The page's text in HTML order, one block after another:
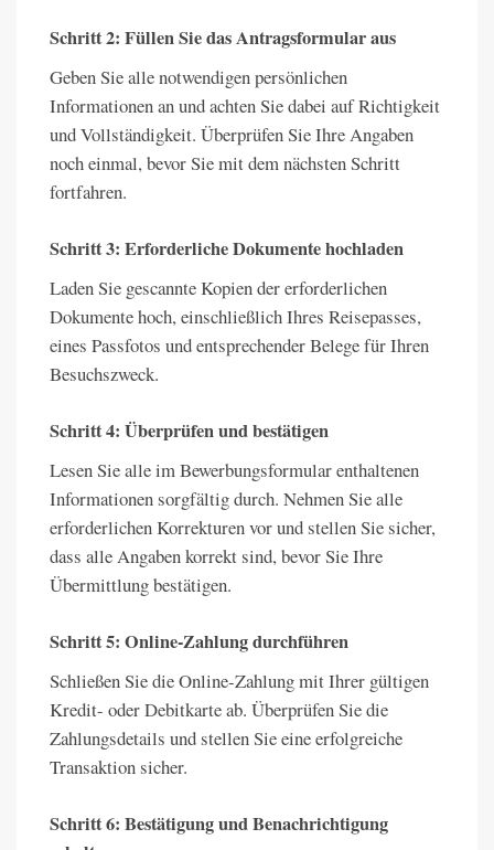
Schritt 2: Füllen Sie das Antragsformular aus
Geben Sie alle notwendigen persönlichen
Informationen an und achten Sie dabei auf Richtigkeit
und Vollständigkeit. Überprüfen Sie Ihre Angaben
noch einmal, bevor Sie mit dem nächsten Schritt
fortfahren.
Schritt 3: Erforderliche Dokumente hochladen
Laden Sie gescannte Kopien der erforderlichen
Dokumente hoch, einschließlich Ihres Reisepasses,
eines Passfotos und entsprechender Belege für Ihren
Besuchszweck.
Schritt 4: Überprüfen und bestätigen
Lesen Sie alle im Bewerbungsformular enthaltenen
Informationen sorgfältig durch. Nehmen Sie alle
erforderlichen Korrekturen vor und stellen Sie sicher,
dass alle Angaben korrekt sind, bevor Sie Ihre
Übermittlung bestätigen.
Schritt 5: Online-Zahlung durchführen
Schließen Sie die Online-Zahlung mit Ihrer gültigen
Kredit- oder Debitkarte ab. Überprüfen Sie die
Zahlungsdetails und stellen Sie eine erfolgreiche
Transaktion sicher.
Schritt 6: Bestätigung und Benachrichtigung